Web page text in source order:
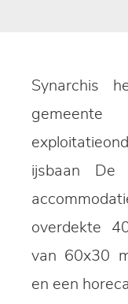
Synarchis
ijsbaan De
overdekte
van 60x30
en een